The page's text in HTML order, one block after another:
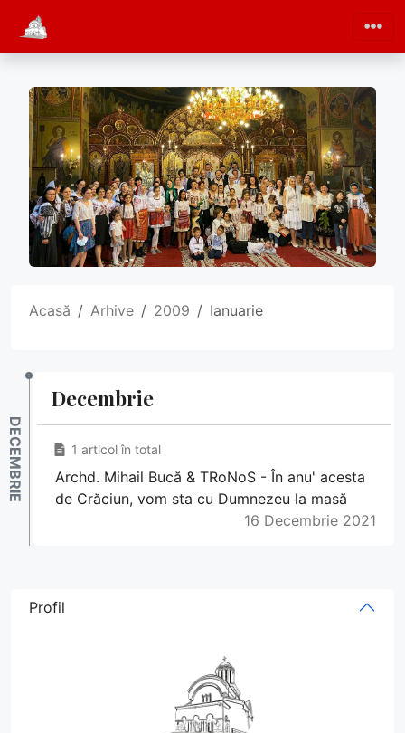
Acasă Arhive 2009 Ianuarie
Decembrie
1 articol în total
Archd. Mihail Bucă & TRoNoS - În anu' acesta
de Crăciun, vom sta cu Dumnezeu la masă
16 Decembrie 2021
Profil